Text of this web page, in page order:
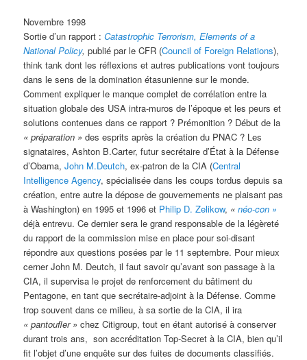
Novembre 1998
Sortie d’un rapport :Catastrophic Terrorism, Elements of a
National Policy, publié par le CFR (Council of Foreign Relations),
think tank dont les réflexions et autres publications vont toujours
dans le sens de la domination étasunienne sur le monde.
Comment expliquer le manque complet de corrélation entre la
situation globale des USA intra-muros de l’époque et les peurs et
solutions contenues dans ce rapport ? Prémonition ? Début de la
« préparation » des esprits après la création du PNAC ? Les
signataires, Ashton B.Carter, futur secrétaire d’État à la Défense
d’Obama,John M.Deutch, ex-patron de la CIA (Central
Intelligence Agency, spécialisée dans les coups tordus depuis sa
création, entre autre la dépose de gouvernements ne plaisant pas
à Washington) en 1995 et 1996 et Philip D. Zelikow, «néo-con »
déjà entrevu. Ce dernier sera le grand responsable de la légèreté
du rapport de la commission mise en place pour soi-disant
répondre aux questions posées par le 11 septembre. Pour mieux
cerner John M. Deutch, il faut savoir qu’avant son passage à la
CIA, il supervisa le projet de renforcement du bâtiment du
Pentagone, en tant que secrétaire-adjoint à la Défense. Comme
trop souvent dans ce milieu, à sa sortie de la CIA, il ira
« pantoufler » chez Citigroup, tout en étant autorisé à conserver
durant trois ans, son accréditation Top-Secret à la CIA, bien qu’il
fit l’objet d’une enquête sur des fuites de documents classifiés.